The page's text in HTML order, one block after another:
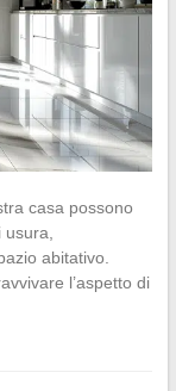
casa possono
abitativo.
l’aspetto di